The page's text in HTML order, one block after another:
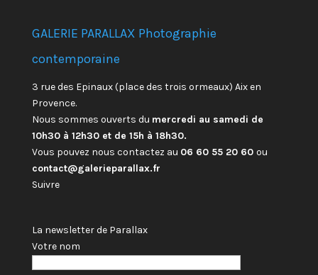
GALERIE PARALLAX Photographie
contemporaine
3 rue des Epinaux (place des trois ormeaux) Aix en
Provence.
Nous sommes ouverts du mercredi au samedi de
10h30 à 12h30 et de 15h à 18h30.
Vous pouvez nous contactez au 06 60 55 20 60 ou
contact@galerieparallax.fr
Suivre
La newsletter de Parallax
Votre nom